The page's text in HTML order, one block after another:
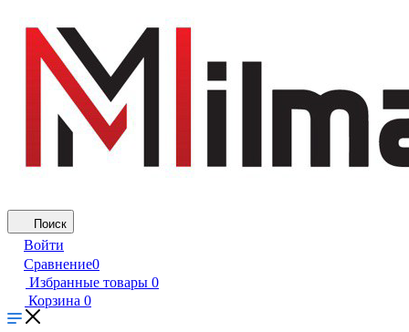
Поиск
Войти
Сравнение0
Избранные товары 0
Корзина 0